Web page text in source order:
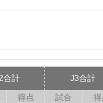
合計
J3合計
得点 試合
得